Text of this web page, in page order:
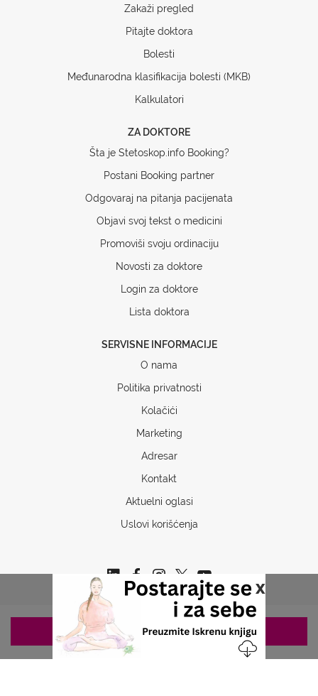
x
Zakaži pregled
Pitajte doktora
Bolesti
Međunarodna klasifikacija bolesti (MKB)
Kalkulatori
ZA DOKTORE
Šta je Stetoskop.info Booking?
Postani Booking partner
Odgovaraj na pitanja pacijenata
Objavi svoj tekst o medicini
Promoviši svoju ordinaciju
Novosti za doktore
Login za doktore
Lista doktora
SERVISNE INFORMACIJE
O nama
Politika privatnosti
Kolačići
Marketing
Adresar
Kontakt
Aktuelni oglasi
Uslovi korišćenja
Copyrights © 2026 Sva prava www.stetoskop.info
ZAKAZIVANJE 063/687-460